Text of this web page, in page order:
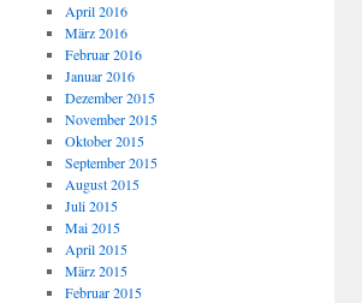
April 2016
März 2016
Februar 2016
Januar 2016
Dezember 2015
November 2015
Oktober 2015
September 2015
August 2015
Juli 2015
Mai 2015
April 2015
März 2015
Februar 2015